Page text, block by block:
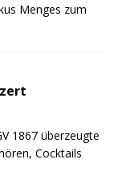
Menges zum
1867 überzeugte
Cocktails